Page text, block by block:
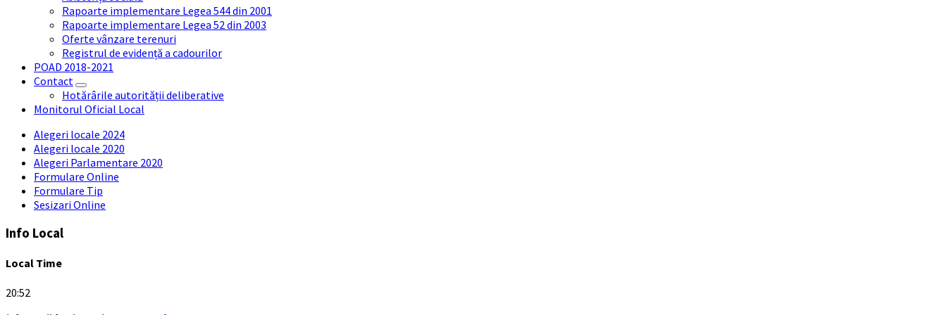
Rapoarte implementare Legea 544 din 2001
Rapoarte implementare Legea 52 din 2003
Oferte vânzare terenuri
Registrul de evidență a cadourilor
POAD 2018-2021
Contact
Hotărârile autorității deliberative
Monitorul Oficial Local
Alegeri locale 2024
Alegeri locale 2020
Alegeri Parlamentare 2020
Formulare Online
Formulare Tip
Sesizari Online
Info Local
Local Time
20:52